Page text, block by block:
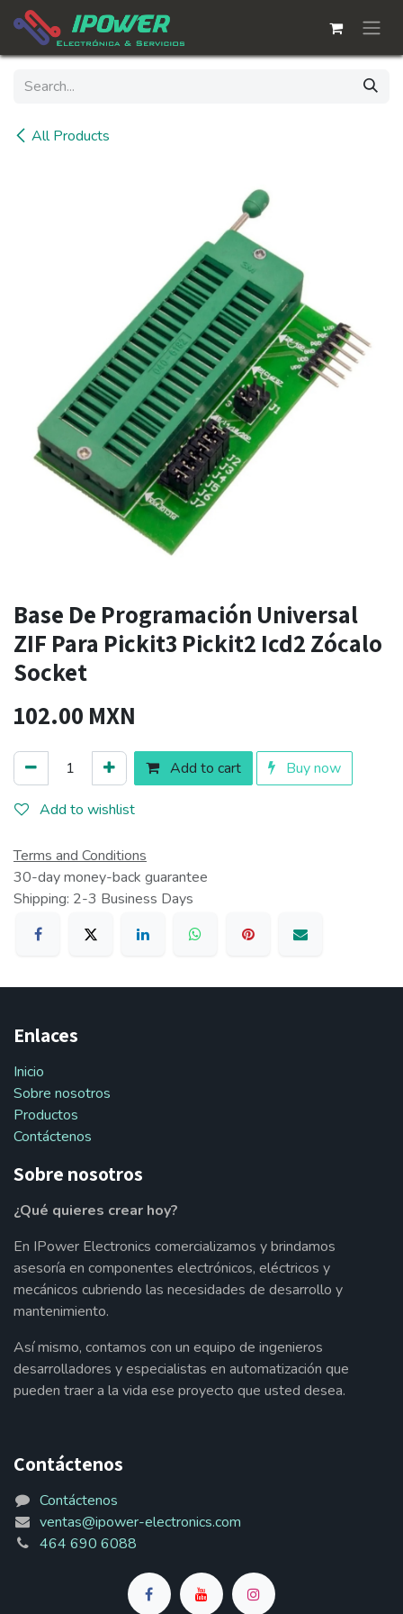
Skip to Content
All Products
Base De Programación Universal
ZIF Para Pickit3 Pickit2 Icd2 Zócalo
Socket
102.00 MXN
Add to cart Buy now
Add to wishlist
Terms and Conditions
30-day money-back guarantee
Shipping: 2-3 Business Days
Enlaces
Inicio
Sobre nosotros
Productos
Contáctenos
Sobre nosotros
¿Qué quieres crear hoy?
En IPower Electronics comercializamos y brindamos
asesoría en componentes electrónicos, eléctricos y
mecánicos cubriendo las necesidades de desarrollo y
mantenimiento.
Así mismo, contamos con un equipo de ingenieros
desarrolladores y especialistas en automatización que
pueden traer a la vida ese proyecto que usted desea.
Contáctenos
Contáctenos
ventas@ipower-electronics.com
464 690 6088